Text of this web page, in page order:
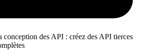
conception des API : créez des API tierces